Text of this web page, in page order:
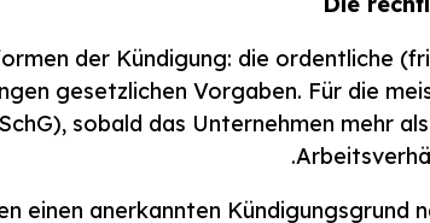
der Kündigung: die ordentliche
gesetzlichen Vorgaben. Für die
sobald das Unternehmen mehr
einen anerkannten Kündigungsgrund